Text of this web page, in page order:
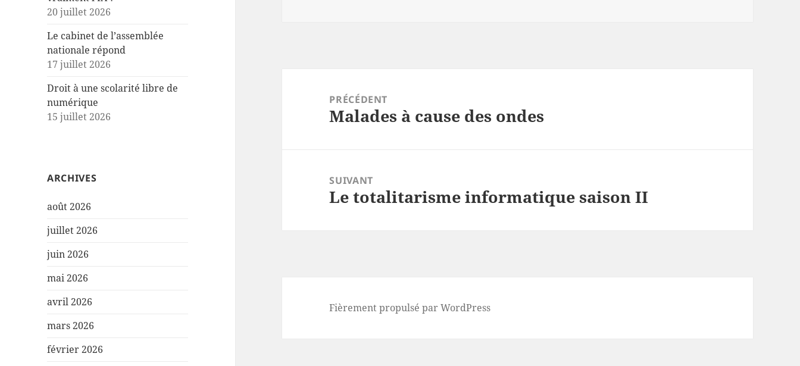
20 juillet 2026
Le cabinet de l’assemblée
nationale répond
17 juillet 2026
Droit à une scolarité libre de
numérique
15 juillet 2026
ARCHIVES
août 2026
juillet 2026
juin 2026
mai 2026
avril 2026
mars 2026
février 2026
PRÉCÉDENT
Article
Malades à cause des ondes
SUIVANT
Article
Le totalitarisme informatique saison II
Fièrement propulsé par WordPress